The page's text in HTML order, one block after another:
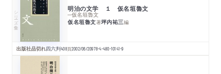
シリーズ・全集 明治の文学 １ 仮名垣魯文
─仮名垣魯文
仮名垣魯文著坪内祐三編
出版社品切れ四六判408頁2002/06/20978-4-480-10141-9